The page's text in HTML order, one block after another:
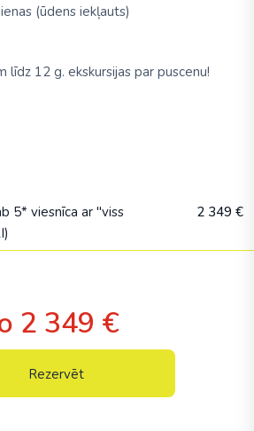
(ūdens iekļauts)
ekskursijas par puscenu!
5* viesnīca ar "viss
2 349 €
2 349 €
Rezervēt